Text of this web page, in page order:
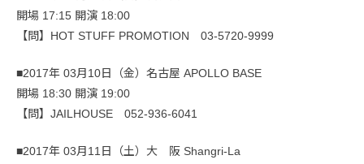
開場 17:15 開演 18:00
【問】HOT STUFF PROMOTION 03-5720-9999
■2017年 03月10日（金）名古屋 APOLLO BASE
開場 18:30 開演 19:00
【問】JAILHOUSE 052-936-6041
■2017年 03月11日（土）大 阪 Shangri-La